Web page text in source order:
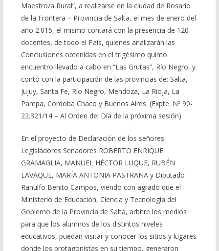
Maestro/a Rural”, a realizarse en la ciudad de Rosario
de la Frontera – Provincia de Salta, el mes de enero del
año 2.015, el mismo contará con la presencia de 120
docentes, de todo el País, quienes analizarán las
Conclusiones obtenidas en el trigésimo quinto
encuentro llevado a cabo en “Las Grutas”, Río Negro, y
contó con la participación de las provincias de: Salta,
Jujuy, Santa Fe, Río Negro, Mendoza, La Rioja, La
Pampa, Córdoba Chaco y Buenos Aires. (Expte. Nº 90-
22.321/14 – Al Orden del Día de la próxima sesión)
En el proyecto de Declaración de los señores
Legisladores Senadores ROBERTO ENRIQUE
GRAMAGLIA, MANUEL HÉCTOR LUQUE, RUBÉN
LAVAQUE, MARÍA ANTONIA PASTRANA y Diputado
Ranulfo Benito Campos, viendo con agrado que el
Ministerio de Educación, Ciencia y Tecnología del
Gobierno de la Provincia de Salta, arbitre los medios
para que los alumnos de los distintos niveles
educativos, puedan visitar y conocer los sitios y lugares
donde los protagonistas en su tiempo, generaron